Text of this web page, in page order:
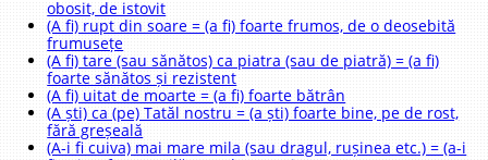
obosit, de istovit
(A fi) rupt din soare = (a fi) foarte frumos, de o deosebită
frumusețe
(A fi) tare (sau sănătos) ca piatra (sau de piatră) = (a fi)
foarte sănătos și rezistent
(A fi) uitat de moarte = (a fi) foarte bătrân
(A ști) ca (pe) Tatăl nostru = (a ști) foarte bine, pe de rost,
fără greșeală
(A-i fi cuiva) mai mare mila (sau dragul, rușinea etc.) = (a-i